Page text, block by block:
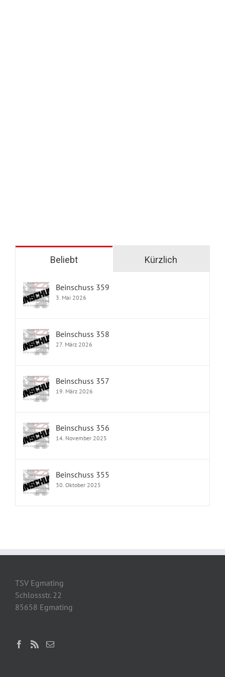
Beliebt Kürzlich
Beinschuss 359
3. Mai 2026
Beinschuss 358
27. März 2026
Beinschuss 357
19. März 2026
Beinschuss 356
14. November 2025
Beinschuss 355
30. Oktober 2025
TSV Egmating
Schlossstr. 22
85658 Egmating